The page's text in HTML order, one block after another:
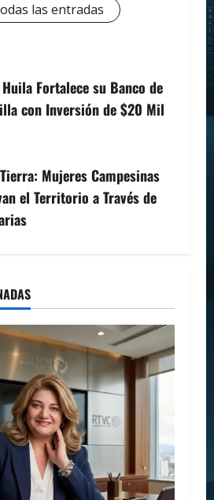
las entradas
Fortalece su Banco de
con Inversión de $20 Mil
Mujeres Campesinas
el Territorio a Través de